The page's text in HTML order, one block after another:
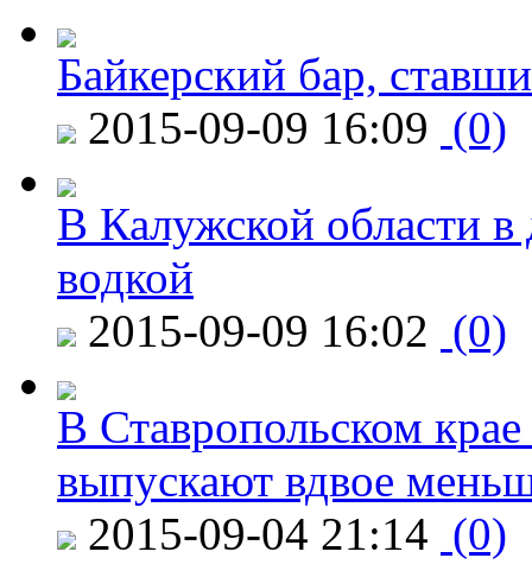
Байкерский бар,
2015-09-09 16:09 (0)
В Калужской области в
водкой
2015-09-09 16:02 (0)
В Ставропольском
выпускают вдвое
2015-09-04 21:14 (0)